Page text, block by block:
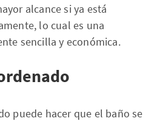
alcance si ya está
lo cual es una
sencilla y económica.
puede hacer que el baño se